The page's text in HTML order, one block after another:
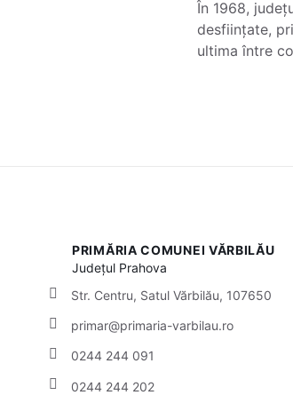
În 1968,
desființate,
ultima între
PRIMĂRIA COMUNEI VĂRBILĂU
Județul Prahova
Str. Centru, Satul Vărbilău, 107650
primar@primaria-varbilau.ro
0244 244 091
0244 244 202